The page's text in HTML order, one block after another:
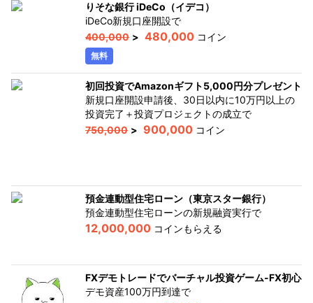
りそな銀行 iDeCo（イデコ）
iDeCo新規口座開設で
400,000 > 480,000 コイン
無料
初回投資でAmazonギフト5,000円分プレゼント｜
新規口座開設申請後、30日以内に10万円以上の
投資完了＋投資プロジェクトの成立で
750,000 > 900,000 コイン
預金連動型住宅ローン（東京スター銀行）
預金連動型住宅ローンの新規融資実行で
12,000,000 コインもらえる
FXデモトレードでバーチャル投資ゲーム-FX初心
デモ資産100万円到達で